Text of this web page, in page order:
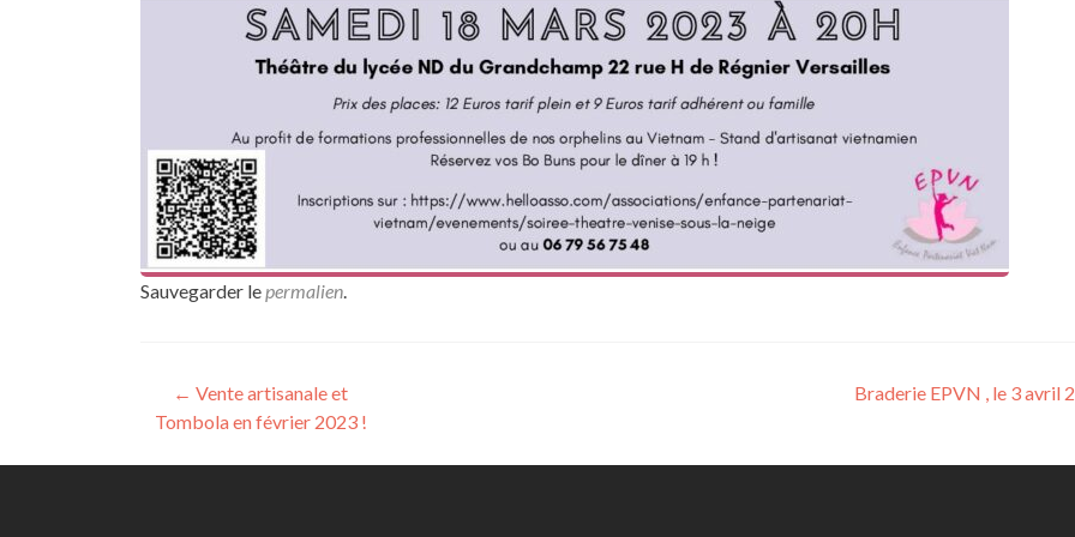
Sauvegarder lepermalien.
Navigation
des
← Vente artisanale et
Tombola en février 2023 !
Braderie EPVN , le 3 avril